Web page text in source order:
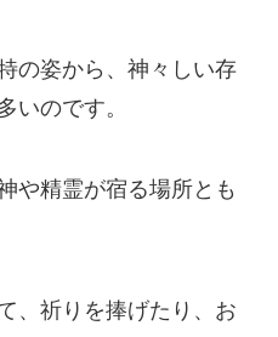
の姿から、神々しい存
いのです。
や精霊が宿る場所とも
、祈りを捧げたり、お